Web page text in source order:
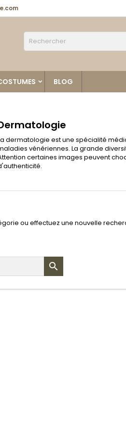
BLOG
dermatologie est une spécialité
vénériennes. La grande
certaines images peuvent
ou effectuez une nouvelle
